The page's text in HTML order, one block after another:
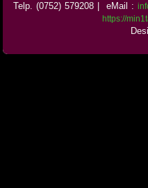
Telp. (0752) 579208 | eMail :
https://